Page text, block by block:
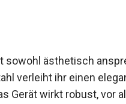
sowohl ästhetisch
verleiht ihr einen
Gerät wirkt robust, vor